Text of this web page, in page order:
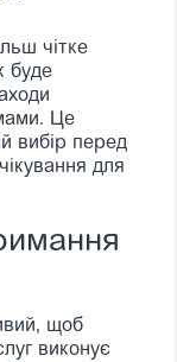
чітке
буде
Це
вибір перед
для
щоб
виконує